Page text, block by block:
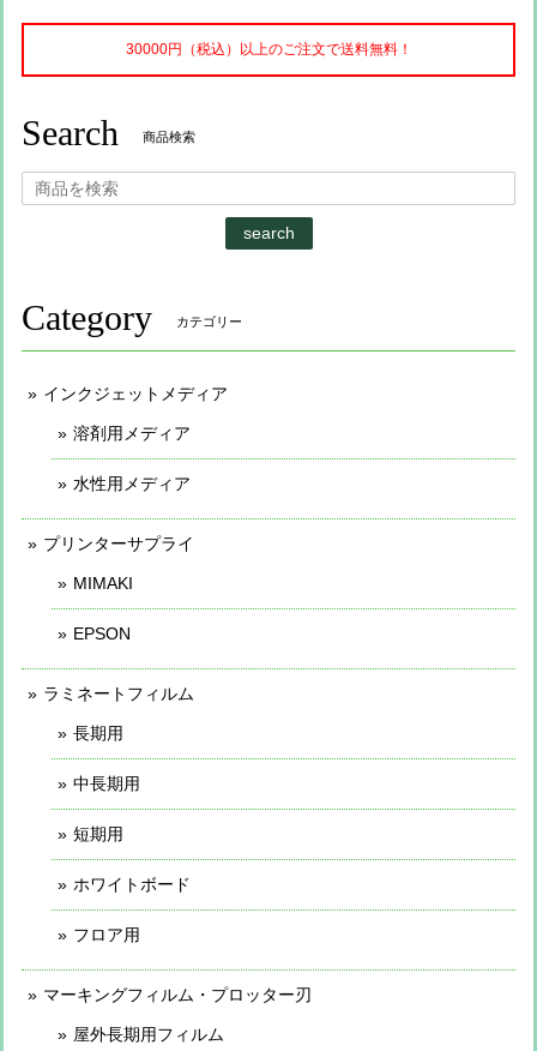
30000円（税込）以上のご注文で送料無料！
Search 商品検索
search
Category カテゴリー
インクジェットメディア
溶剤用メディア
水性用メディア
プリンターサプライ
MIMAKI
EPSON
ラミネートフィルム
長期用
中長期用
短期用
ホワイトボード
フロア用
マーキングフィルム・プロッター刃
屋外長期用フィルム